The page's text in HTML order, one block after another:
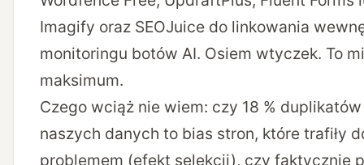
Imagify oraz SEOJuice do linkowania
monitoringu botów AI. Osiem wtyczek. To
maksimum.
Czego wciąż nie wiem: czy 18 %
naszych danych to bias stron, które trafiły
problemem (efekt selekcji), czy faktycznie